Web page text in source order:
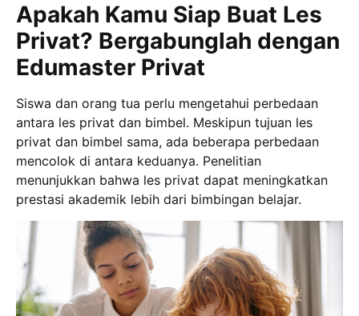
Apakah Kamu Siap Buat Les
Privat? Bergabunglah dengan
Edumaster Privat
Siswa dan orang tua perlu mengetahui perbedaan
antara les privat dan bimbel. Meskipun tujuan les
privat dan bimbel sama, ada beberapa perbedaan
mencolok di antara keduanya. Penelitian
menunjukkan bahwa les privat dapat meningkatkan
prestasi akademik lebih dari bimbingan belajar.